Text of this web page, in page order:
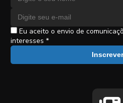
Eu aceito o envio de
interesses *